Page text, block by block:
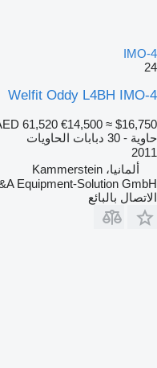
IMO-4
24
Welfit Oddy L4BH IMO-4
61,520 €14,500 ≈ $16,750
حاوية - 30 دبابات الحاويات
2011
ألمانيا، Kammerstein
Equipment-Solution GmbH
الاتصال بالبائع